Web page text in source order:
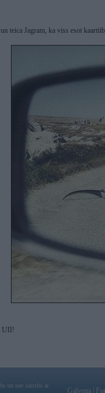
teica Jagram, ka viss esot
UII!
un nav saistīts ar
Galvena